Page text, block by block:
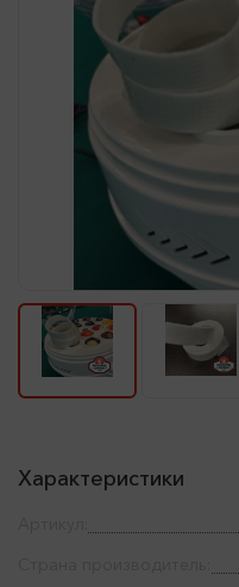
Характеристики